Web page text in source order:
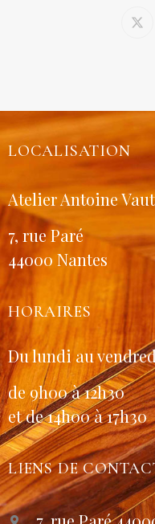
LOCALISATION
Atelier Antoine
7, rue Paré
44000 Nantes
HORAIRES
Du lundi au
de 9h00 à 12h30
et de 14h00 à 17h30
LIENS DE